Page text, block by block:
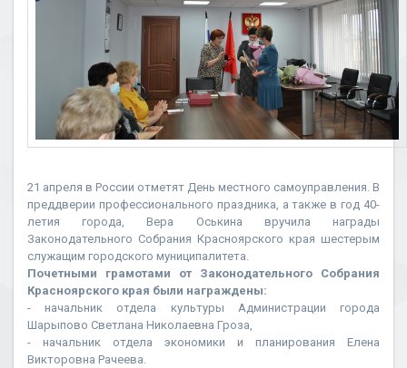
21 апреля в России отметят День местного самоуправления. В
преддверии профессионального праздника, а также в год 40-
летия города, Вера Оськина вручила награды
Законодательного Собрания Красноярского края шестерым
служащим городского муниципалитета.
Почетными грамотами от Законодательного Собрания
Красноярского края были награждены:
- начальник отдела культуры Администрации города
Шарыпово Светлана Николаевна Гроза,
- начальник отдела экономики и планирования Елена
Викторовна Рачеева.